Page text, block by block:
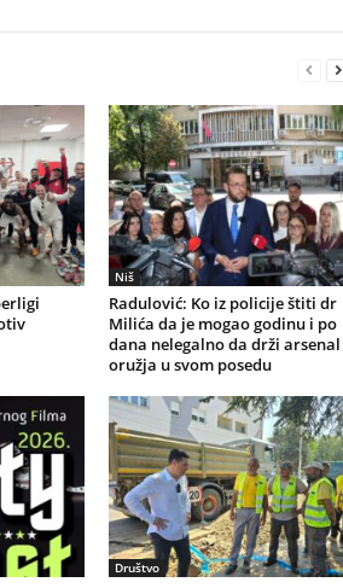
Niš
Radulović: Ko iz policije štiti dr
Milića da je mogao godinu i po
dana nelegalno da drži arsenal
oružja u svom posedu
Društvo